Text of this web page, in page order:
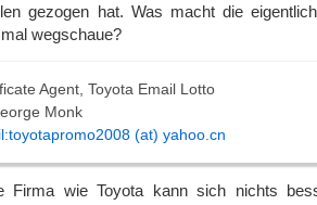
gezogen hat. Was macht die
wegschaue?
Agent, Toyota Email Lotto
Monk
(at) yahoo.cn
Firma wie Toyota kann sich nichts